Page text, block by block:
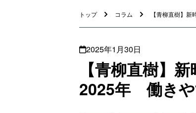
トップ コラム 【青柳直樹】
2025年1月30日
【青柳直樹】
2025年 働きや